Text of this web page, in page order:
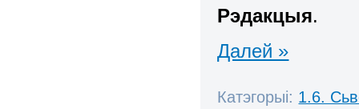
Рэдакцыя.
Далей »
Катэгорыі: 1.6.